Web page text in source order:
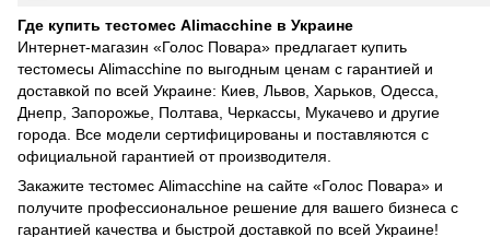
Где купить тестомес Alimacchine в Украине
Интернет-магазин «Голос Повара» предлагает купить
тестомесы Alimacchine по выгодным ценам с гарантией и
доставкой по всей Украине: Киев, Львов, Харьков, Одесса,
Днепр, Запорожье, Полтава, Черкассы, Мукачево и другие
города. Все модели сертифицированы и поставляются с
официальной гарантией от производителя.
Закажите тестомес Alimacchine на сайте «Голос Повара» и
получите профессиональное решение для вашего бизнеса с
гарантией качества и быстрой доставкой по всей Украине!